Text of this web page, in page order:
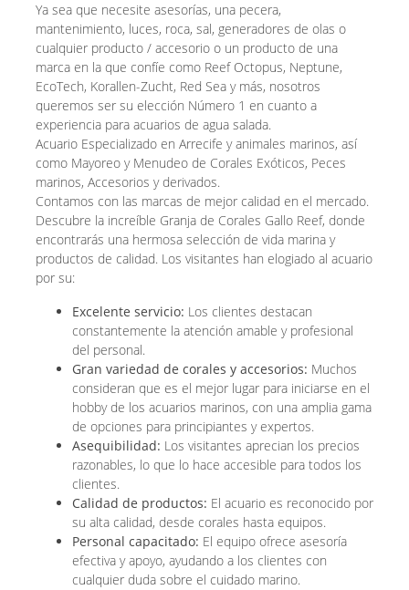
Ya sea que necesite asesorías, una pecera,
mantenimiento, luces, roca, sal, generadores de olas o
cualquier producto / accesorio o un producto de una
marca en la que confíe como Reef Octopus, Neptune,
EcoTech, Korallen-Zucht, Red Sea y más, nosotros
queremos ser su elección Número 1 en cuanto a
experiencia para acuarios de agua salada.
Acuario Especializado en Arrecife y animales marinos, así
como Mayoreo y Menudeo de Corales Exóticos, Peces
marinos, Accesorios y derivados.
Contamos con las marcas de mejor calidad en el mercado.
Descubre la increíble Granja de Corales Gallo Reef, donde
encontrarás una hermosa selección de vida marina y
productos de calidad. Los visitantes han elogiado al acuario
por su:
Excelente servicio: Los clientes destacan
constantemente la atención amable y profesional
del personal.
Gran variedad de corales y accesorios: Muchos
consideran que es el mejor lugar para iniciarse en el
hobby de los acuarios marinos, con una amplia gama
de opciones para principiantes y expertos.
Asequibilidad: Los visitantes aprecian los precios
razonables, lo que lo hace accesible para todos los
clientes.
Calidad de productos: El acuario es reconocido por
su alta calidad, desde corales hasta equipos.
Personal capacitado: El equipo ofrece asesoría
efectiva y apoyo, ayudando a los clientes con
cualquier duda sobre el cuidado marino.